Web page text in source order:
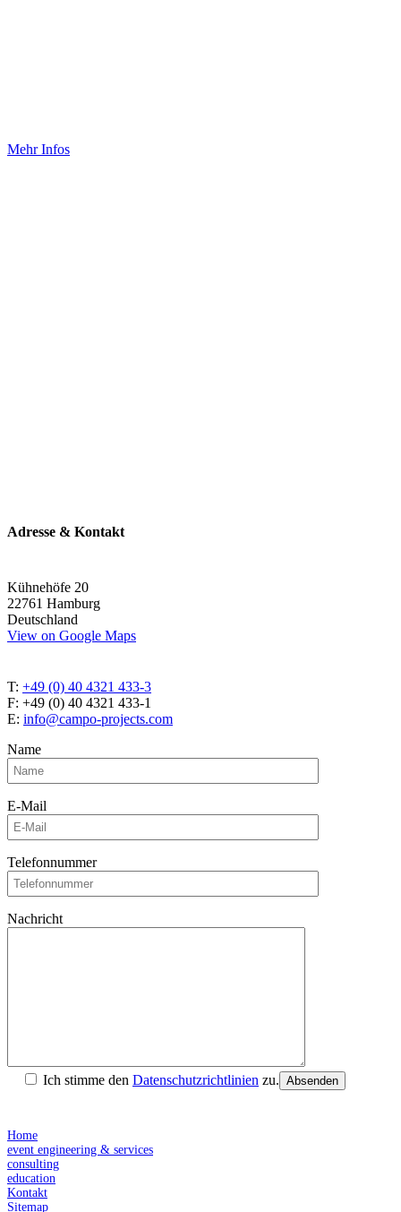
Mehr Infos
Adresse & Kontakt
Kühnehöfe 20
22761 Hamburg
Deutschland
View on Google Maps
T: +49 (0) 40 4321 433-3
F: +49 (0) 40 4321 433-1
E: info@campo-projects.com
Name
E-Mail
Telefonnummer
Nachricht
Ich stimme den Datenschutzrichtlinien zu. Absenden
Home
event engineering & services
consulting
education
Kontakt
Sitemap